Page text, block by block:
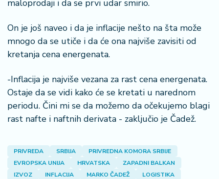
maloprodaji i da se prvi udar smirio.
On je još naveo i da je inflacije nešto na šta može
mnogo da se utiče i da će ona najviše zavisiti od
kretanja cena energenata.
-Inflacija je najviše vezana za rast cena energenata.
Ostaje da se vidi kako će se kretati u narednom
periodu. Čini mi se da možemo da očekujemo blagi
rast nafte i naftnih derivata - zaključio je Čadež.
PRIVREDA SRBIJA
PRIVREDNA KOMORA SRBIJE
EVROPSKA UNIJA
HRVATSKA
ZAPADNI BALKAN
IZVOZ
INFLACIJA MARKO ČADEŽ
LOGISTIKA